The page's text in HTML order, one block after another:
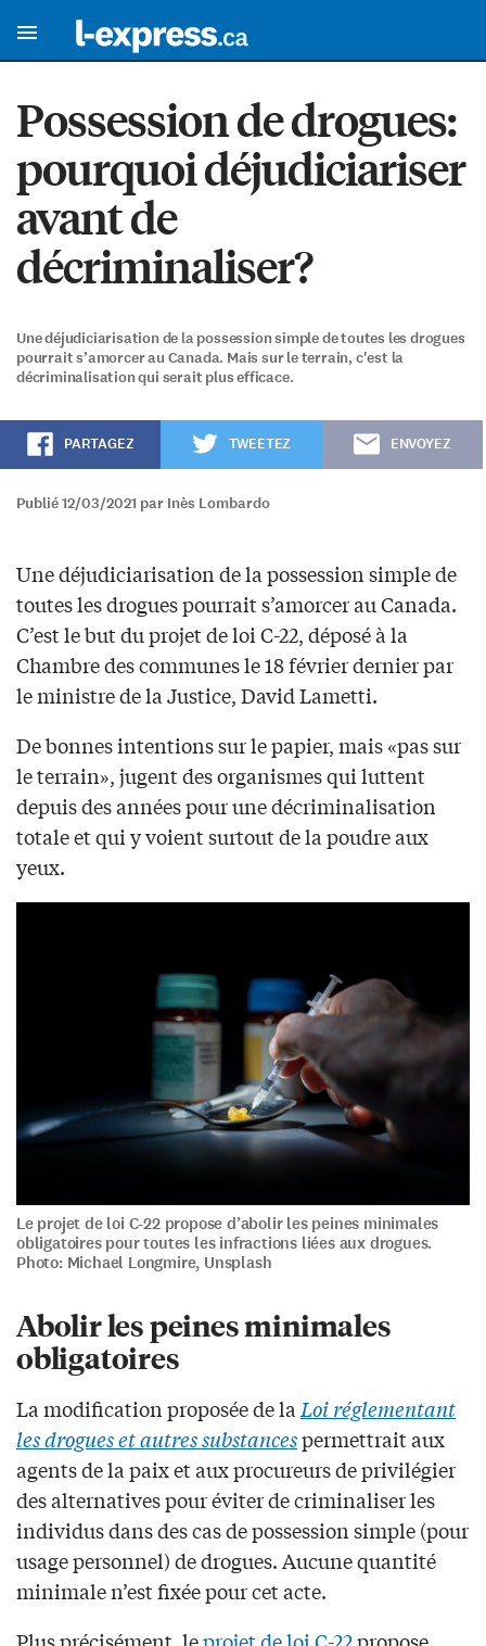
Possession de drogues:
pourquoi déjudiciariser
avant de
décriminaliser?
Une déjudiciarisation de la possession simple de toutes les drogues
pourrait s’amorcer au Canada. Mais sur le terrain, c'est la
décriminalisation qui serait plus efficace.
PARTAGEZ TWEETEZ ENVOYEZ
Publié 12/03/2021 par Inès Lombardo
Une déjudiciarisation de la possession simple de
toutes les drogues pourrait s’amorcer au Canada.
C’est le but du projet de loi C-22, déposé à la
Chambre des communes le 18 février dernier par
le ministre de la Justice, David Lametti.
De bonnes intentions sur le papier, mais «pas sur
le terrain», jugent des organismes qui luttent
depuis des années pour une décriminalisation
totale et qui y voient surtout de la poudre aux
yeux.
Le projet de loi C-22 propose d’abolir les peines minimales
obligatoires pour toutes les infractions liées aux drogues.
Photo: Michael Longmire, Unsplash
Abolir les peines minimales
obligatoires
La modification proposée de la Loi réglementant
les drogues et autres substancespermettrait aux
agents de la paix et aux procureurs de privilégier
des alternatives pour éviter de criminaliser les
individus dans des cas de possession simple (pour
usage personnel) de drogues. Aucune quantité
minimale n’est fixée pour cet acte.